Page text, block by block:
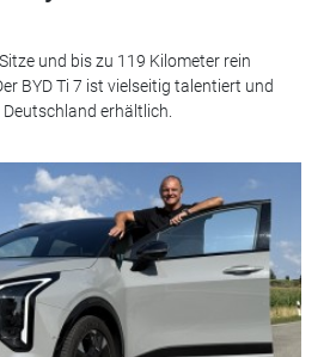
und bis zu 119 Kilometer rein
BYD Ti 7 ist vielseitig talentiert und
erhältlich.